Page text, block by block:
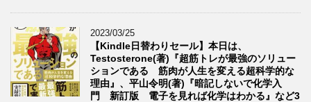
2023/03/25
【Kindle日替わりセール】本日は、
Testosterone(著)『超筋トレが最強のソリュー
ションである 筋肉が人生を変える超科学的な
理由』、平山令明(著)『暗記しないで化学入
門 新訂版 電子を見れば化学はわかる』など3